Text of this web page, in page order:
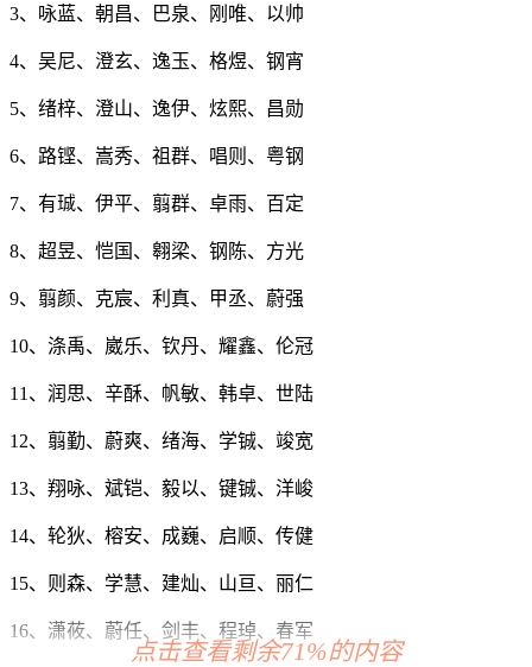
3、咏蓝、朝昌、巴泉、刚唯、以帅
4、吴尼、澄玄、逸玉、格煜、钢宵
5、绪梓、澄山、逸伊、炫熙、昌勋
6、路铿、嵩秀、祖群、唱则、粤钢
7、有珹、伊平、翦群、卓雨、百定
8、超昱、恺国、翱梁、钢陈、方光
9、翦颜、克宸、利真、甲丞、蔚强
10、涤禹、崴乐、钦丹、耀鑫、伦冠
11、润思、辛酥、帆敏、韩卓、世陆
12、翦勤、蔚爽、绪海、学铖、竣宽
13、翔咏、斌铠、毅以、键铖、洋峻
14、轮狄、榕安、成巍、启顺、传健
15、则森、学慧、建灿、山亘、丽仁
16、潇莜、蔚任、剑丰、程琸、春军
点击查看剩余71%的内容